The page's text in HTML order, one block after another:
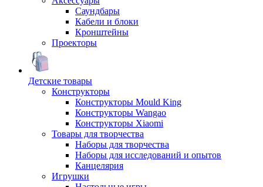
Саундбары
Кабели и блоки
Кронштейны
Проекторы
Детские товары
Конструкторы
Конструкторы Mould King
Конструкторы Wangao
Конструкторы Xiaomi
Товары для творчества
Наборы для творчества
Наборы для исследований и опытов
Канцелярия
Игрушки